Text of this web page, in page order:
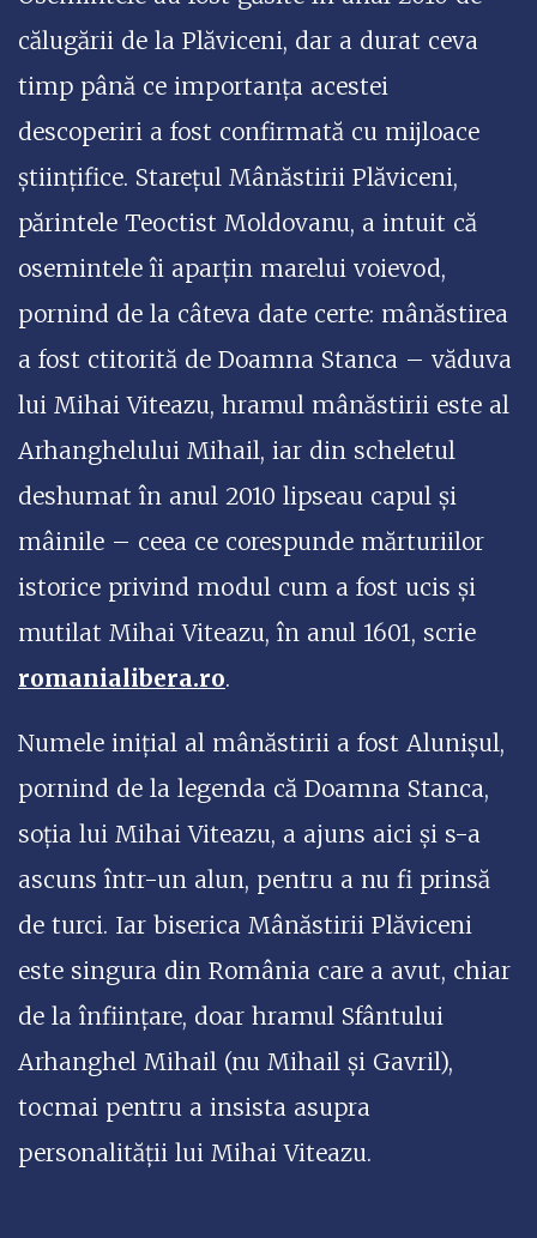
călugării de la Plăviceni, dar a durat ceva
timp până ce importanța acestei
descoperiri a fost confirmată cu mijloace
științifice. Starețul Mânăstirii Plăviceni,
părintele Teoctist Moldovanu, a intuit că
osemintele îi aparțin marelui voievod,
pornind de la câteva date certe: mânăstirea
a fost ctitorită de Doamna Stanca – văduva
lui Mihai Viteazu, hramul mânăstirii este al
Arhanghelului Mihail, iar din scheletul
deshumat în anul 2010 lipseau capul și
mâinile – ceea ce corespunde mărturiilor
istorice privind modul cum a fost ucis și
mutilat Mihai Viteazu, în anul 1601, scrie
romanialibera.ro.
Numele inițial al mânăstirii a fost Alunișul,
pornind de la legenda că Doamna Stanca,
soția lui Mihai Viteazu, a ajuns aici și s-a
ascuns într-un alun, pentru a nu fi prinsă
de turci. Iar biserica Mânăstirii Plăviceni
este singura din România care a avut, chiar
de la înființare, doar hramul Sfântului
Arhanghel Mihail (nu Mihail și Gavril),
tocmai pentru a insista asupra
personalității lui Mihai Viteazu.